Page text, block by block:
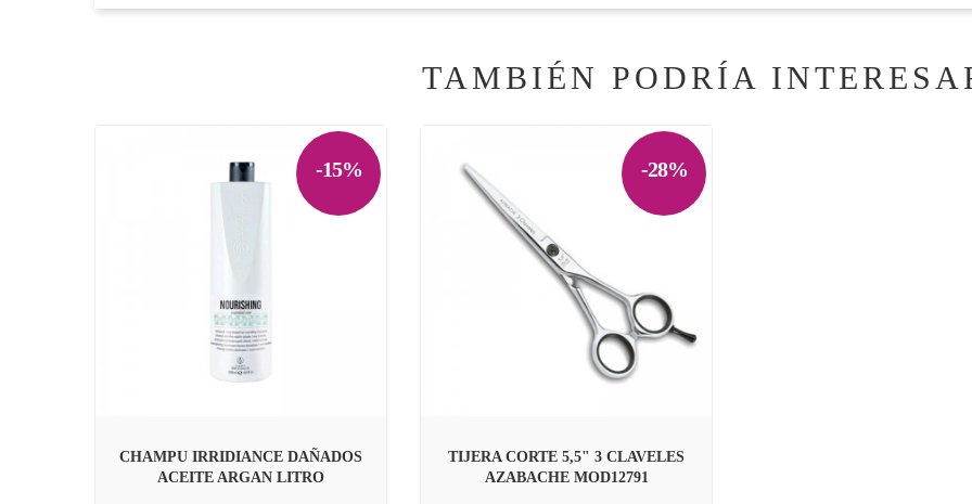
TAMBIÉN PODRÍA
-15%
CHAMPU IRRIDIANCE DAÑADOS
ACEITE ARGAN LITRO
-28%
TIJERA CORTE 5,5" 3 CLAVELES
AZABACHE MOD12791